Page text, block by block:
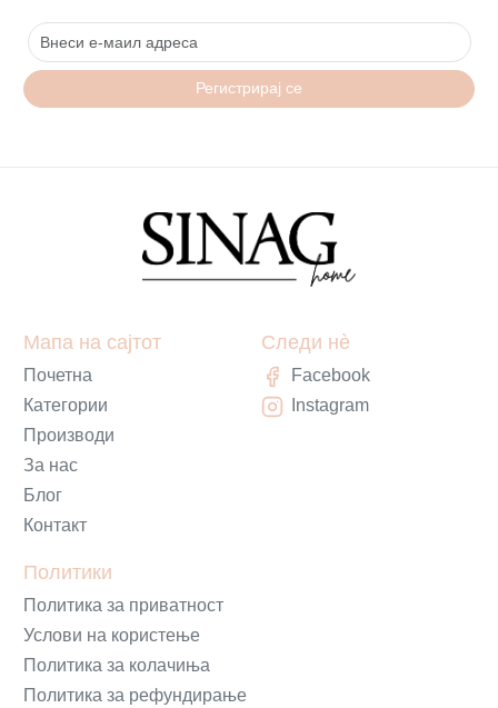
Регистрирај се
Мапа на сајтот
Почетна
Категории
Производи
За нас
Блог
Контакт
Политики
Политика за приватност
Услови на користење
Политика за колачиња
Политика за рефундирање
Следи нè
Facebook
Instagram